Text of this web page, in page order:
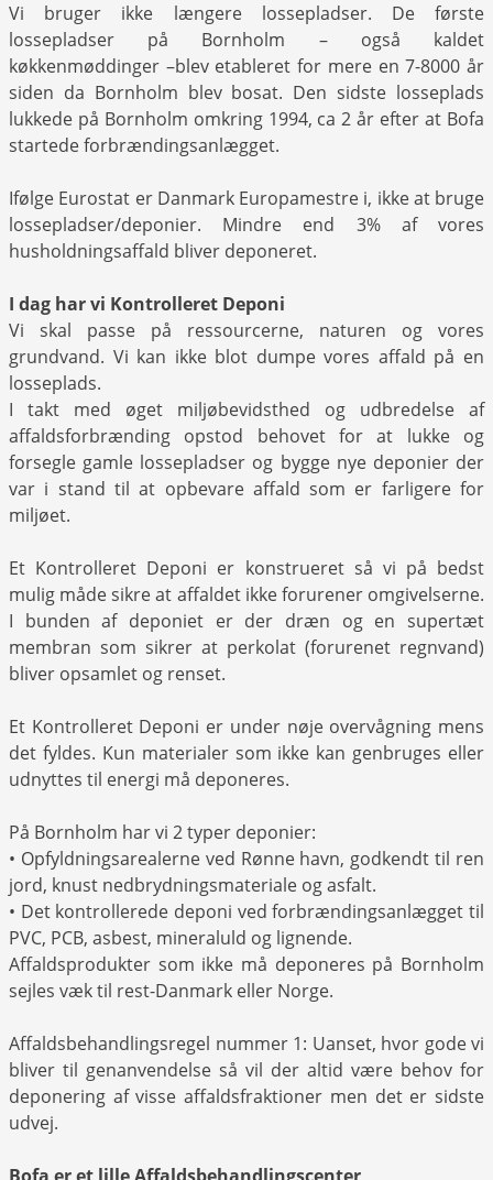
Vi bruger ikke længere lossepladser. De første
lossepladser på Bornholm – også kaldet
køkkenmøddinger –blev etableret for mere en 7-8000 år
siden da Bornholm blev bosat. Den sidste losseplads
lukkede på Bornholm omkring 1994, ca 2 år efter at Bofa
startede forbrændingsanlægget.
Ifølge Eurostat er Danmark Europamestre i, ikke at bruge
lossepladser/deponier. Mindre end 3% af vores
husholdningsaffald bliver deponeret.
I dag har vi Kontrolleret Deponi
Vi skal passe på ressourcerne, naturen og vores
grundvand. Vi kan ikke blot dumpe vores affald på en
losseplads.
I takt med øget miljøbevidsthed og udbredelse af
affaldsforbrænding opstod behovet for at lukke og
forsegle gamle lossepladser og bygge nye deponier der
var i stand til at opbevare affald som er farligere for
miljøet.
Et Kontrolleret Deponi er konstrueret så vi på bedst
mulig måde sikre at affaldet ikke forurener omgivelserne.
I bunden af deponiet er der dræn og en supertæt
membran som sikrer at perkolat (forurenet regnvand)
bliver opsamlet og renset.
Et Kontrolleret Deponi er under nøje overvågning mens
det fyldes. Kun materialer som ikke kan genbruges eller
udnyttes til energi må deponeres.
På Bornholm har vi 2 typer deponier:
• Opfyldningsarealerne ved Rønne havn, godkendt til ren
jord, knust nedbrydningsmateriale og asfalt.
• Det kontrollerede deponi ved forbrændingsanlægget til
PVC, PCB, asbest, mineraluld og lignende.
Affaldsprodukter som ikke må deponeres på Bornholm
sejles væk til rest-Danmark eller Norge.
Affaldsbehandlingsregel nummer 1: Uanset, hvor gode vi
bliver til genanvendelse så vil der altid være behov for
deponering af visse affaldsfraktioner men det er sidste
udvej.